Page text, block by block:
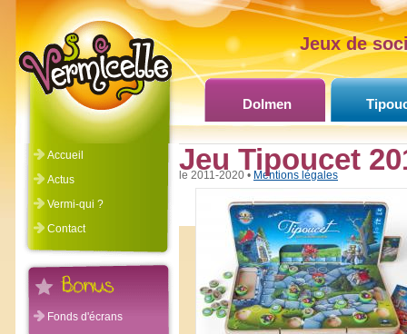
Jeux de
Dolmen
Jeu Tipoucet
Accueil
Actus
Vermi-qui ?
Contact
Fonds d'écrans
©Vermicelle 2011-2020 • Mentions légales